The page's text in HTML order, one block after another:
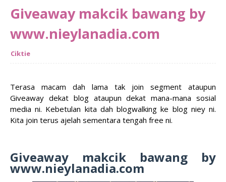
Giveaway makcik bawang by
www.nieylanadia.com
Ciktie
Terasa macam dah lama tak join segment ataupun
Giveaway dekat blog ataupun dekat mana-mana sosial
media ni. Kebetulan kita dah blogwalking ke blog niey ni.
Kita join terus ajelah sementara tengah free ni.
Giveaway makcik bawang by
www.nieylanadia.com